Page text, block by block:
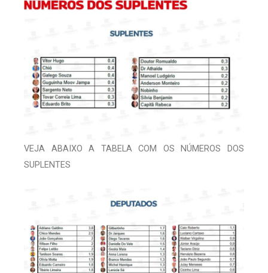
VEJA ABAIXO A TABELA COM OS NÚMEROS DOS
SUPLENTES